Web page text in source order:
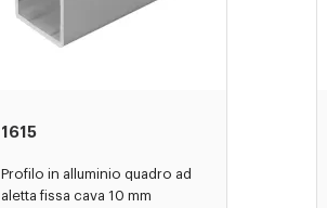
1615
Profilo in alluminio quadro ad
aletta fissa cava 10 mm